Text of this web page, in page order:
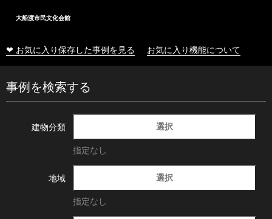
大船渡市民文化会館
❤ お気に入り保存した事例を見る お気に入り機能について
事例を検索する
建物分類 選択
指定なし
地域 選択
指定なし